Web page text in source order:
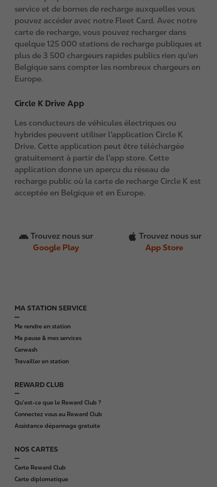
service et de bornes de recharge auxquelles vous
pouvez accéder avec notre Fleet Card. Avec notre
carte de recharge, vous pouvez recharger dans
quelque 125 000 stations de recharge publiques et
plus de 3 500 chargeurs rapides publics rien qu'en
Belgique sans compter les nombreux chargeurs en
Europe.
Circle K Drive App
Les conducteurs de véhicules électriques ou
hybrides peuvent utiliser l'application Circle K
Drive. Cette application peut être téléchargée
gratuitement à partir de l'app store. Cette
application donne un aperçu du réseau de
recharge public où la carte de recharge Circle K est
acceptée en Belgique et en Europe.
Trouvez nous sur
Google Play
Trouvez nous sur
App Store
F
o
o
t
e
MA STATION SERVICE
Me rendre en station
Ma pause & mes services
Carwash
Travailler en station
REWARD CLUB
Qu'est-ce que le Reward Club ?
Connectez vous au Reward Club
Assistance dépannage gratuite
NOS CARTES
Carte Reward Club
Carte diplomatique